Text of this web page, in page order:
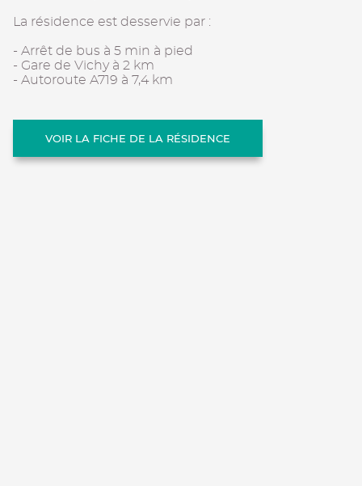
La résidence est desservie par :
- Arrêt de bus à 5 min à pied
- Gare de Vichy à 2 km
- Autoroute A719 à 7,4 km
VOIR LA FICHE DE LA RÉSIDENCE